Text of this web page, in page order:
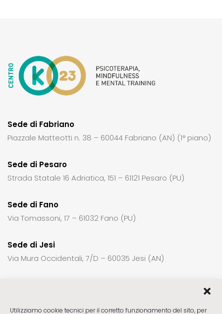
Utilizziamo cookie tecnici per il corretto funzionamento del sito, per
Sede di Fabriano
Piazzale Matteotti n. 38 – 60044 Fabriano (AN) (1° piano)
Sede di Pesaro
Strada Statale 16 Adriatica, 151 – 61121 Pesaro (PU)
Sede di Fano
Via Tomassoni, 17 – 61032 Fano (PU)
Sede di Jesi
Via Mura Occidentali, 7/D – 60035 Jesi (AN)